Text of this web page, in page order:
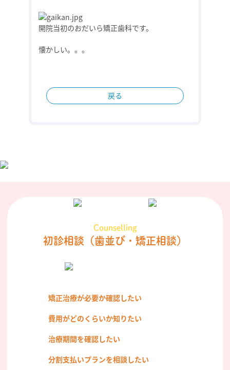
開院当初のおだいら矯正歯科です。
懐かしい。。。
戻る
Counselling
初診相談 （歯並び・矯正相談）
矯正治療が必要か確認したい
費用がどのくらいか知りたい
治療期間を確認したい
分割支払いプランを相談したい